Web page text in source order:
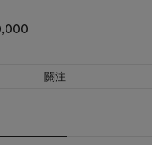
關注